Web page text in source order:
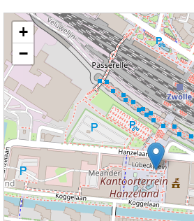
Kaart nieuws Zwolle. Locatie nieuws: 52.50345 /
+
−